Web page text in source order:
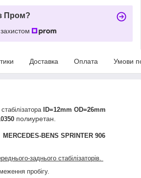
Пром?
Доставка Оплата Умови
ID=12mm OD=26mm
полиуретан.
MERCEDES-BENS SPRINTER 906
заднього стабілізаторів.
пробігу.